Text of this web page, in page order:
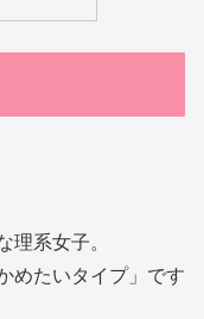
理系女子。
めたいタイプ」です